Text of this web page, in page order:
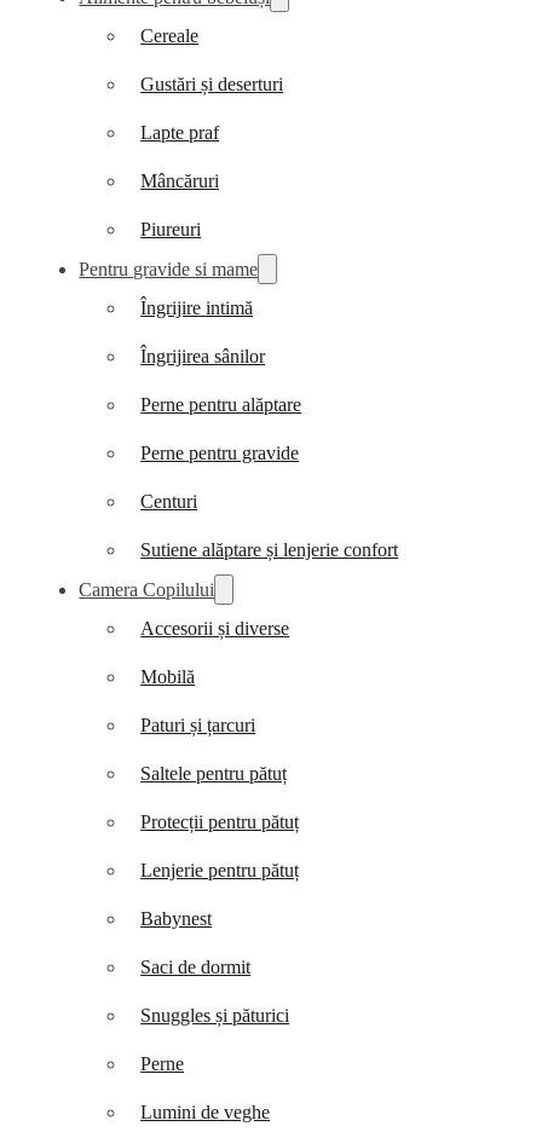
Cereale
Gustări și deserturi
Lapte praf
Mâncăruri
Piureuri
Pentru gravide si mame
Îngrijire intimă
Îngrijirea sânilor
Perne pentru alăptare
Perne pentru gravide
Centuri
Sutiene alăptare și lenjerie confort
Camera Copilului
Accesorii și diverse
Mobilă
Paturi și țarcuri
Saltele pentru pătuț
Protecții pentru pătuț
Lenjerie pentru pătuț
Babynest
Saci de dormit
Snuggles și păturici
Perne
Lumini de veghe